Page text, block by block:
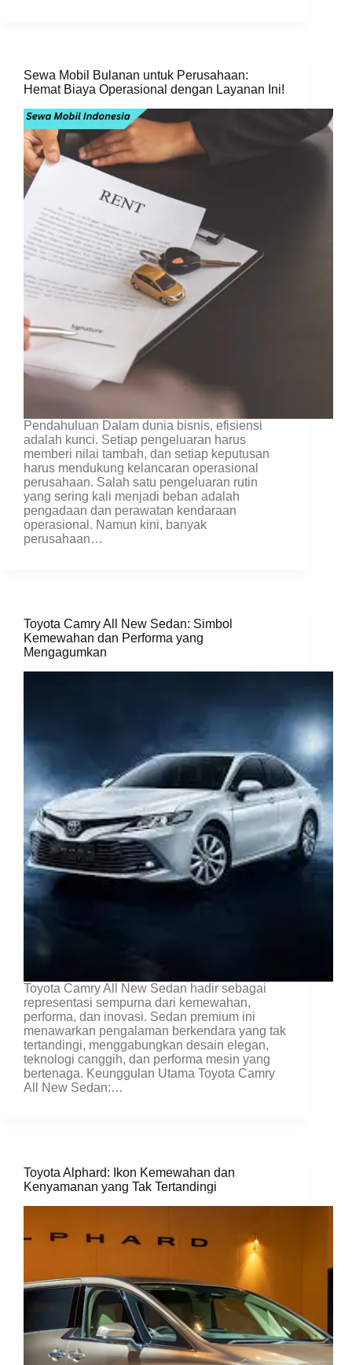
Sewa Mobil Bulanan untuk Perusahaan:
Hemat Biaya Operasional dengan Layanan Ini!
Pendahuluan Dalam dunia bisnis, efisiensi
adalah kunci. Setiap pengeluaran harus
memberi nilai tambah, dan setiap keputusan
harus mendukung kelancaran operasional
perusahaan. Salah satu pengeluaran rutin
yang sering kali menjadi beban adalah
pengadaan dan perawatan kendaraan
operasional. Namun kini, banyak
perusahaan…
Toyota Camry All New Sedan: Simbol
Kemewahan dan Performa yang
Mengagumkan
Toyota Camry All New Sedan hadir sebagai
representasi sempurna dari kemewahan,
performa, dan inovasi. Sedan premium ini
menawarkan pengalaman berkendara yang tak
tertandingi, menggabungkan desain elegan,
teknologi canggih, dan performa mesin yang
bertenaga. Keunggulan Utama Toyota Camry
All New Sedan:…
Toyota Alphard: Ikon Kemewahan dan
Kenyamanan yang Tak Tertandingi